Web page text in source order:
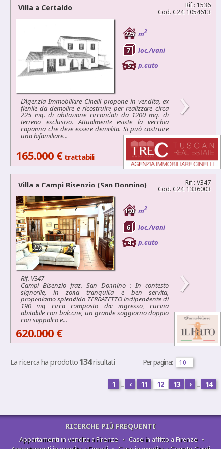
Rif.: 1536
Cod. C24: 1054613
Villa a Certaldo
225 m2
7
loc./vani
5
p.auto
L’Agenzia Immobiliare Cinelli propone in vendita, ex
fienile da demolire e ricostruire per realizzare circa
225 mq. di abitazione circondati da 1200 mq. di
terreno esclusivo. Attualmente esiste la vecchia
capanna che deve essere demolita. Si può costruire
una bifamiliare...
›
165.000 € trattabili
Rif.: V347
Cod. C24: 1336003
Villa a Campi Bisenzio (San Donnino)
190 m2
6
loc./vani
4
p.auto
Rif. V347
Campi Bisenzio fraz. San Donnino : In contesto
signorile, in zona tranquilla e ben servita,
proponiamo splendido TERRATETTO indipendente di
190 mq circa composto da: ingresso, cucina
abitabile con balcone, un grande soggiorno doppio
con soppalco e...
›
620.000 €
La ricerca ha prodotto 134risultati
1 ... ‹ 11 12 13 › ... 14
Per pagina:
RICERCHE PIÙ FREQUENTI
Appartamenti in vendita a Firenze • Case in affitto a Firenze •